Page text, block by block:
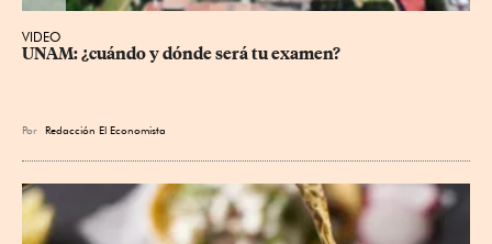
VIDEO
UNAM: ¿cuándo y dónde será tu examen?
Por Redacción El Economista